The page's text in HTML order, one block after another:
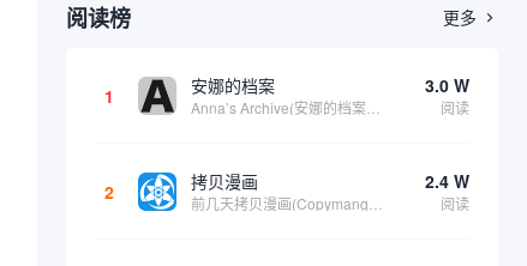
阅读榜 更多 
1 安娜的档案 3.0 W
阅读
2 拷贝漫画 2.4 W
阅读